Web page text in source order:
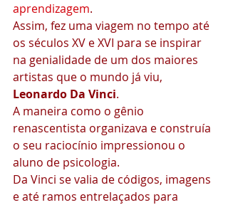
aprendizagem.
Assim, fez uma viagem no tempo até
os séculos XV e XVI para se inspirar
na genialidade de um dos maiores
artistas que o mundo já viu,
Leonardo Da Vinci.
A maneira como o gênio
renascentista organizava e construía
o seu raciocínio impressionou o
aluno de psicologia.
Da Vinci se valia de códigos, imagens
e até ramos entrelaçados para